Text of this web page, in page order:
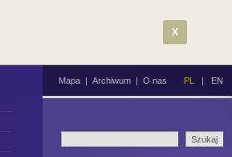
X
Mapa | Archiwum | O nas PL | EN